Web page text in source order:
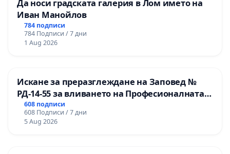
Да носи градската галерия в Лом името на
Иван Манойлов
784 подписи
784 Подписи / 7 дни
1 Aug 2026
Искане за преразглеждане на Заповед №
РД-14-55 за вливането на Професионалната
гимназия по промишлени технологии в
Професионалната гимназия по икономика и
мениджмънт – гр. Пазарджик
608 подписи
608 Подписи / 7 дни
5 Aug 2026